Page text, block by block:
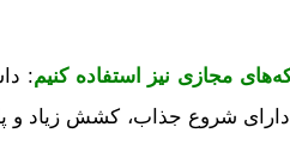
مجازی نیز استفاده کنیم:
شروع جذاب، کشش زیاد و